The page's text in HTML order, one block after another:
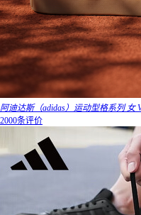
阿迪达斯（adidas）运动型格系列 女
2000条评价